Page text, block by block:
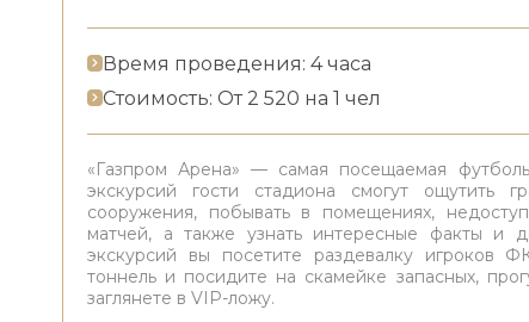
Время проведения: 4 часа
Стоимость: От 2 520 на 1 чел
«Газпром Арена» — самая посещаемая
экскурсий гости стадиона смогут ощутить
сооружения, побывать в помещениях,
матчей, а также узнать интересные факты и
экскурсий вы посетите раздевалку игроков
тоннель и посидите на скамейке запасных,
заглянете в VIP-ложу.